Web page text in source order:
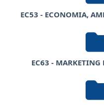
EC53 - ECONOMIA,
EC63 - MARKETING